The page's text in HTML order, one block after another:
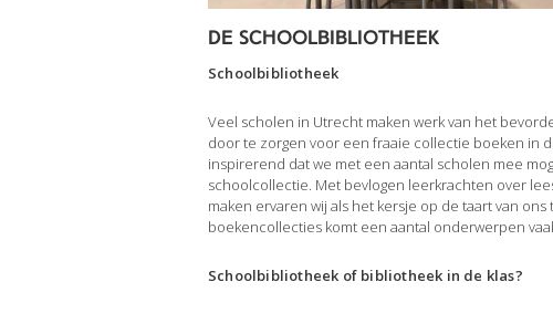
De schoolbibliotheek
Schoolbibliotheek
Veel scholen in Utrecht maken werk van het
door te zorgen voor een fraaie collectie boeken in
inspirerend dat we met een aantal scholen mee
schoolcollectie. Met bevlogen leerkrachten over
maken ervaren wij als het kersje op de taart van
boekencollecties komt een aantal onderwerpen
Schoolbibliotheek of bibliotheek in de klas?